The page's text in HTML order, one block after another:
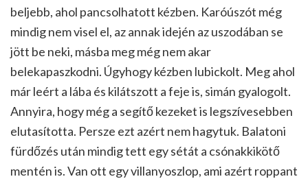
beljebb, ahol pancsolhatott kézben. Karóúszót még
mindig nem visel el, az annak idején az uszodában se
jött be neki, másba meg még nem akar
belekapaszkodni. Úgyhogy kézben lubickolt. Meg ahol
már leért a lába és kilátszott a feje is, simán gyalogolt.
Annyira, hogy még a segítő kezeket is legszívesebben
elutasította. Persze ezt azért nem hagytuk. Balatoni
fürdőzés után mindig tett egy sétát a csónakkikötő
mentén is. Van ott egy villanyoszlop, ami azért roppant